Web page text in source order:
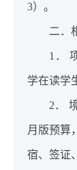
3）。
二．
1．
学在读学
2．
月版预算
宿、签证